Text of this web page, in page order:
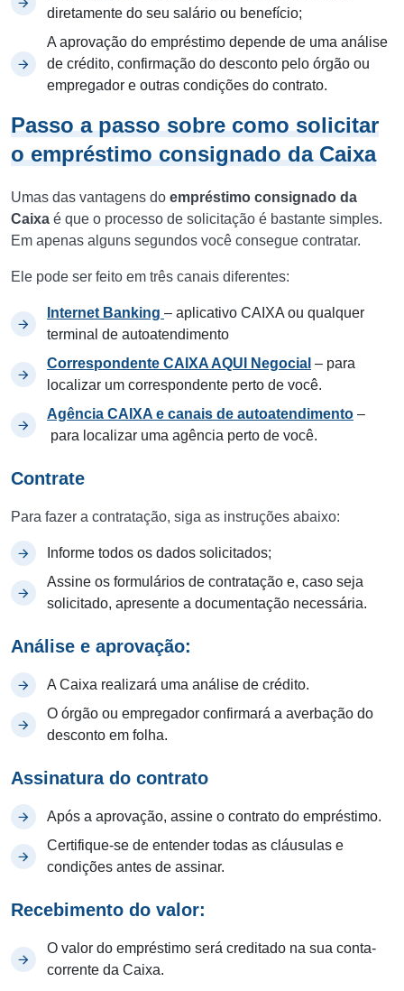
diretamente do seu salário ou benefício;
A aprovação do empréstimo depende de uma análise
de crédito, confirmação do desconto pelo órgão ou
empregador e outras condições do contrato.
Passo a passo sobre como solicitar
o empréstimo consignado da Caixa
Umas das vantagens do empréstimo consignado da
Caixa é que o processo de solicitação é bastante simples.
Em apenas alguns segundos você consegue contratar.
Ele pode ser feito em três canais diferentes:
Internet Banking – aplicativo CAIXA ou qualquer
terminal de autoatendimento
Correspondente CAIXA AQUI Negocial – para
localizar um correspondente perto de você.
Agência CAIXA e canais de autoatendimento –
para localizar uma agência perto de você.
Contrate
Para fazer a contratação, siga as instruções abaixo:
Informe todos os dados solicitados;
Assine os formulários de contratação e, caso seja
solicitado, apresente a documentação necessária.
Análise e aprovação:
A Caixa realizará uma análise de crédito.
O órgão ou empregador confirmará a averbação do
desconto em folha.
Assinatura do contrato
Após a aprovação, assine o contrato do empréstimo.
Certifique-se de entender todas as cláusulas e
condições antes de assinar.
Recebimento do valor:
O valor do empréstimo será creditado na sua conta-
corrente da Caixa.